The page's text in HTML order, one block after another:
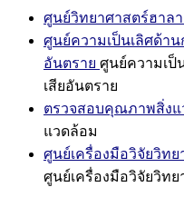
ศูนย์วิทยาศาสตร์ฮาล
ศูนย์ความเป็นเลิศด้า
อันตราย ศูนย์ความเป็
เสียอันตราย
ตรวจสอบคุณภาพสิ่งแ
แวดล้อม
ศูนย์เครื่องมือวิจัยวิทย
ศูนย์เครื่องมือวิจัยวิทย